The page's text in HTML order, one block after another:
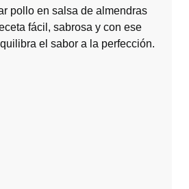
pollo en salsa de almendras
fácil, sabrosa y con ese
el sabor a la perfección.